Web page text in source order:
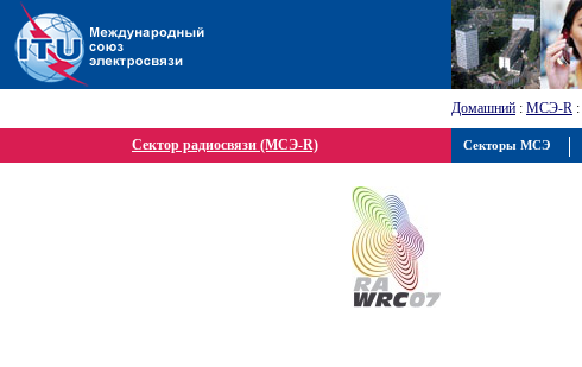
Домашний : МСЭ-R :
Сектор радиосвязи (МСЭ-R) Секторы МСЭ